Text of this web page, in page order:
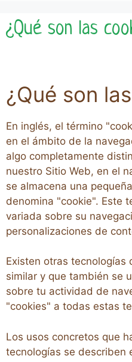
¿Qué son las
¿Qué son
En inglés, el término
en el ámbito de la
algo completamente
nuestro Sitio Web, en el
se almacena una
denomina "cookie". Este
variada sobre su
personalizaciones de
Existen otras tecnologías
similar y que también se
sobre tu actividad de
"cookies" a todas estas
Los usos concretos que
tecnologías se describen